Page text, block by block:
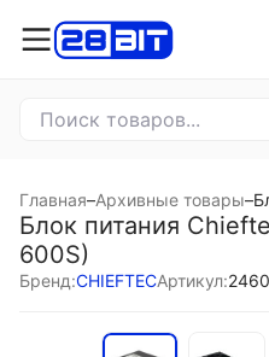
Главная–Архивные товары–
Блок питания
600S)
Бренд:CHIEFTECАртикул: